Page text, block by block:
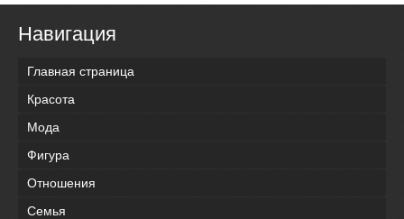
Навигация
Главная страница
Красота
Мода
Фигура
Отношения
Семья